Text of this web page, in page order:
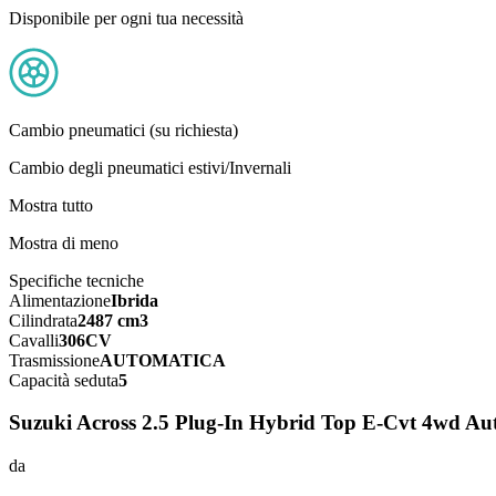
Disponibile per ogni tua necessità
Cambio pneumatici (su richiesta)
Cambio degli pneumatici estivi/Invernali
Mostra tutto
Mostra di meno
Specifiche tecniche
AlimentazioneIbrida
Cilindrata2487 cm3
Cavalli306CV
TrasmissioneAUTOMATICA
Capacità seduta5
Suzuki Across 2.5 Plug-In Hybrid Top E-Cvt 4wd
da